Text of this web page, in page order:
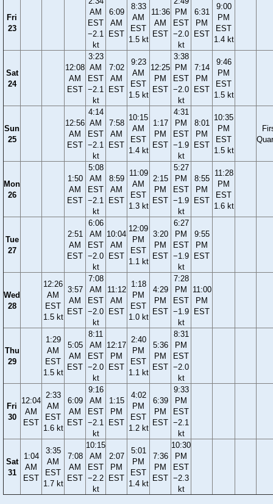
Fri
23
AM
EST
−2.1
kt
6:09
AM
EST
8:33
AM
EST
1.5 kt
11:36
AM
EST
PM
EST
−2.0
kt
6:31
PM
EST
9:00
PM
EST
1.4 kt
Sat
24
12:08
AM
EST
3:23
AM
EST
−2.1
kt
7:02
AM
EST
9:23
AM
EST
1.5 kt
12:25
PM
EST
3:38
PM
EST
−2.0
kt
7:14
PM
EST
9:46
PM
EST
1.5 kt
Sun
25
12:56
AM
EST
4:14
AM
EST
−2.1
kt
7:58
AM
EST
10:15
AM
EST
1.4 kt
1:17
PM
EST
4:31
PM
EST
−1.9
kt
8:01
PM
EST
10:35
PM
EST
1.5 kt
Mon
26
1:50
AM
EST
5:08
AM
EST
−2.1
kt
8:59
AM
EST
11:09
AM
EST
1.3 kt
2:15
PM
EST
5:27
PM
EST
−1.9
kt
8:55
PM
EST
11:28
PM
EST
1.6 kt
Tue
27
2:51
AM
EST
6:06
AM
EST
−2.0
kt
10:04
AM
EST
12:09
PM
EST
1.1 kt
3:20
PM
EST
6:27
PM
EST
−1.9
kt
9:55
PM
EST
Wed
28
12:26
AM
EST
1.5 kt
3:57
AM
EST
7:08
AM
EST
−2.0
kt
11:12
AM
EST
1:18
PM
EST
1.0 kt
4:29
PM
EST
7:28
PM
EST
−1.9
kt
11:00
PM
EST
Thu
29
1:29
AM
EST
1.5 kt
5:05
AM
EST
8:11
AM
EST
−2.0
kt
12:17
PM
EST
2:40
PM
EST
1.1 kt
5:36
PM
EST
8:31
PM
EST
−2.0
kt
Fri
30
12:04
AM
EST
2:33
AM
EST
1.6 kt
6:09
AM
EST
9:16
AM
EST
−2.1
kt
1:15
PM
EST
4:02
PM
EST
1.2 kt
6:39
PM
EST
9:33
PM
EST
−2.1
kt
Sat
31
1:04
AM
EST
3:35
AM
EST
1.7 kt
7:08
AM
EST
10:15
AM
EST
−2.2
kt
2:07
PM
EST
5:01
PM
EST
1.4 kt
7:36
PM
EST
10:30
PM
EST
−2.3
kt